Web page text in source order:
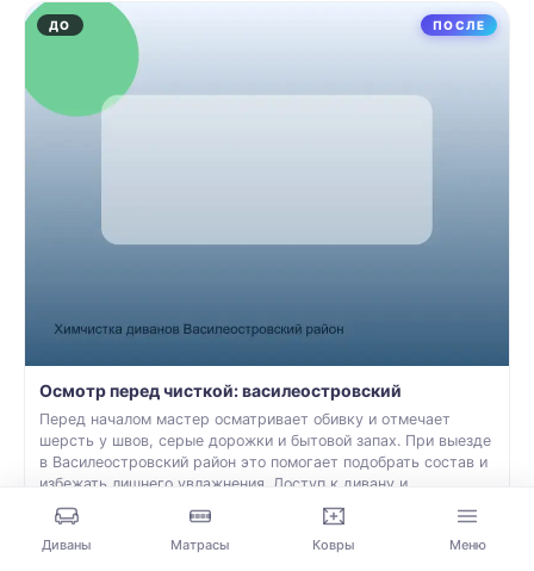
ДО ПОСЛЕ
Осмотр перед чисткой: василеостровский
Перед началом мастер осматривает обивку и отмечает
шерсть у швов, серые дорожки и бытовой запах. При выезде
в Василеостровский район это помогает подобрать состав и
избежать лишнего увлажнения. Доступ к дивану и
размещение оборудования уточняем при записи.
Диваны Матрасы Ковры Меню